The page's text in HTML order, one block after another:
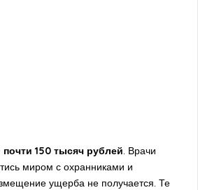
150 тысяч рублей. Врачи
миром с охранниками и
ущерба не получается. Те